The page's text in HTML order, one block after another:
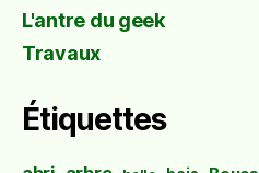
L'antre du geek
Travaux
Étiquettes